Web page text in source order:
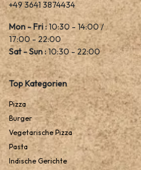
+49 3641 3874434
Mon - Fri :10:30 - 14:00 /
17:00 - 22:00
Sat - Sun :10:30 - 22:00
Top Kategorien
Pizza
Burger
Vegetarische Pizza
Pasta
Indische Gerichte